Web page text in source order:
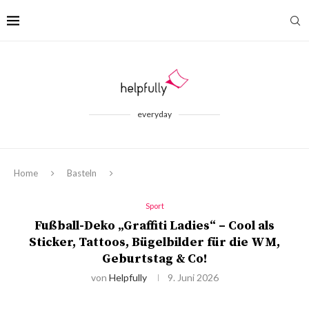
everyday
Home Basteln
Sport
Fußball-Deko „Graffiti Ladies“ – Cool als
Sticker, Tattoos, Bügelbilder für die WM,
Geburtstag & Co!
von Helpfully 9. Juni 2026